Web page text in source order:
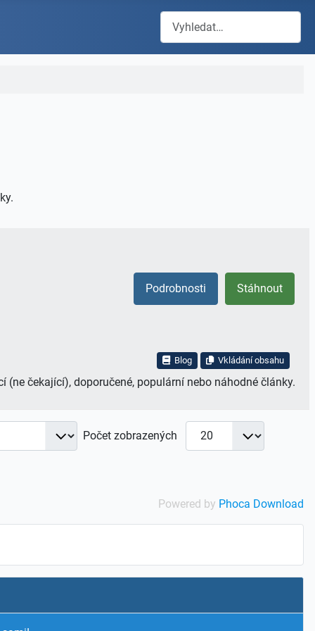
Hledat
Stáhnout
Podrobnosti
Blog Vkládání obsahu
čekající), doporučené, populární nebo náhodné články.
Počet zobrazených
Powered by Phoca Download